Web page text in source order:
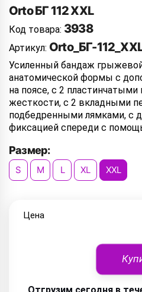
Orto БГ 112 XXL
Код товара: 3938
Артикул: Orto_БГ-
Усиленный бандаж
анатомической формы с
на поясе, с 2
жесткости, с 2 вкладными
подбедренными лямками, с
фиксацией спереди с
Размер:
S M L XL XXL
Цена